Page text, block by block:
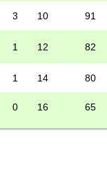
3 10 91
1 12 82
1 14 80
0 16 65